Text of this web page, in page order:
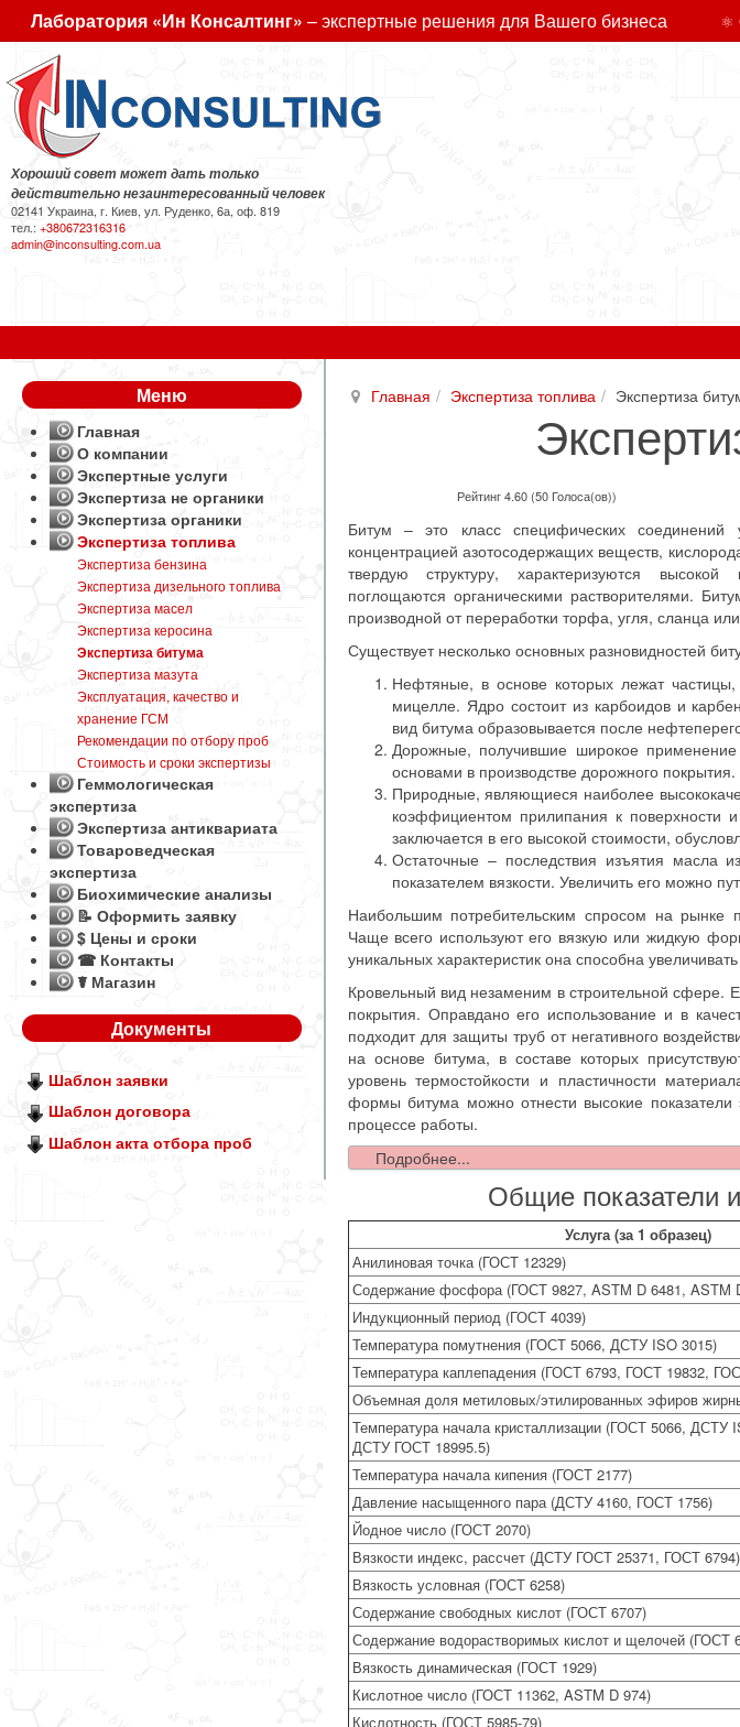
Лаборатория «Ин Консалтинг» – экспертные решения для Вашего бизнеса ⚛
Хороший совет может дать только
действительно незаинтересованный человек
02141 Украина, г. Киев, ул. Руденко, 6а, оф. 819
тел.:+380672316316
admin@inconsulting.com.ua
Главная Экспертиза топлива Экспертиза
Рейтинг 4.60 (50 Голоса(ов))
Битум – это класс специфических
концентрацией азотосодержащих веществ,
твердую структуру, характеризуются
поглощаются органическими растворителями.
производной от переработки торфа, угля, сланца
Существует несколько основных разновидностей
Нефтяные, в основе которых лежат
мицелле. Ядро состоит из карбоидов и
вид битума образовывается после
Дорожные, получившие широкое
основами в производстве дорожного покрытия.
Природные, являющиеся наиболее
коэффициентом прилипания к поверхности
заключается в его высокой стоимости,
Остаточные – последствия изъятия масла
показателем вязкости. Увеличить его можно
Наибольшим потребительским спросом на рынке
Чаще всего используют его вязкую или жидкую
уникальных характеристик она способна
Кровельный вид незаменим в строительной сфере.
покрытия. Оправдано его использование и в
подходит для защиты труб от негативного
на основе битума, в составе которых
уровень термостойкости и пластичности
формы битума можно отнести высокие показатели
процессе работы.
Подробнее...
Общие показатели
Услуга (за 1 образец)
Анилиновая точка (ГОСТ 12329)
Содержание фосфора (ГОСТ 9827, ASTM D 6481, ASTM
Индукционный период (ГОСТ 4039)
Температура помутнения (ГОСТ 5066, ДСТУ ISO 3015)
Температура каплепадения (ГОСТ 6793, ГОСТ 19832,
Объемная доля метиловых/этилированных эфиров
Температура начала кристаллизации (ГОСТ 5066, ДСТУ
ДСТУ ГОСТ 18995.5)
Температура начала кипения (ГОСТ 2177)
Давление насыщенного пара (ДСТУ 4160, ГОСТ 1756)
Йодное число (ГОСТ 2070)
Вязкости индекс, рассчет (ДСТУ ГОСТ 25371, ГОСТ 6794)
Вязкость условная (ГОСТ 6258)
Содержание свободных кислот (ГОСТ 6707)
Содержание водорастворимых кислот и щелочей (ГОСТ
Вязкость динамическая (ГОСТ 1929)
Кислотное число (ГОСТ 11362, ASTM D 974)
Кислотность (ГОСТ 5985-79)
Меню
Главная
О компании
Экспертные услуги
Экспертиза не органики
Экспертиза органики
Экспертиза топлива
Экспертиза бензина
Экспертиза дизельного топлива
Экспертиза масел
Экспертиза керосина
Экспертиза битума
Экспертиза мазута
Эксплуатация, качество и
хранение ГСМ
Рекомендации по отбору проб
Стоимость и сроки экспертизы
Геммологическая
экспертиза
Экспертиза антиквариата
Товароведческая
экспертиза
Биохимические анализы
📝 Оформить заявку
$ Цены и сроки
☎ Контакты
☤ Магазин
Документы
Шаблон заявки
Шаблон договора
Шаблон акта отбора проб